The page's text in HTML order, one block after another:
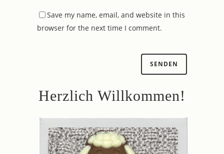
Save my name, email, and website in this
browser for the next time I comment.
Herzlich Willkommen!